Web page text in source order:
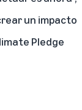
un impacto
Pledge